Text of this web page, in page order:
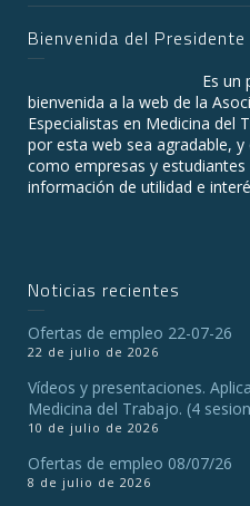
Bienvenida del Presidente
Es un
bienvenida a la web de la
Especialistas en Medicina del
por esta web sea agradable,
como empresas y
información de utilidad e
Noticias recientes
Ofertas de empleo 22-07-26
22 de julio de 2026
Vídeos y presentaciones.
Medicina del Trabajo. (4
10 de julio de 2026
Ofertas de empleo 08/07/26
8 de julio de 2026